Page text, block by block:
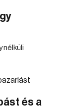
nélküli
és a